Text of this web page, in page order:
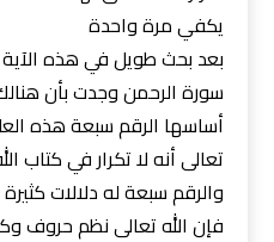
يكفي مرة واحدة
بعد بحث طويل في هذه
سورة الرحمن وجدت بأن
أساسها الرقم سبعة هذه
تعالى أنه لا تكرار في كتاب
والرقم سبعة له دلالات
فإن الله تعالى نظم حروف